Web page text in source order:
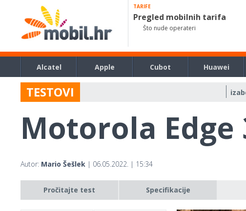
TARIFE
Pregled mobilnih tarifa
Što nude operateri
Alcatel Apple Cubot Huawei
TESTOVI
Motorola Edge
Autor: Mario Šešlek | 06.05.2022. | 15:34
Pročitajte test Specifikacije